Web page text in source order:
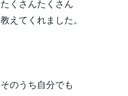
たくさんたくさん
教えてくれました。
そのうち自分でも